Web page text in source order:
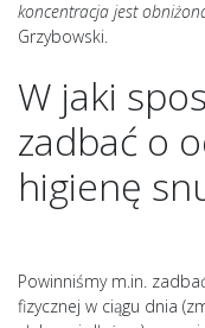
koncentracja jest
Grzybowski.
W jaki
zadbać o
higienę
Powinniśmy m.in.
fizycznej w ciągu dnia